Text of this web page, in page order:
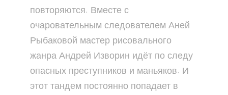
повторяются. Вместе с
очаровательным следователем Аней
Рыбаковой мастер рисовального
жанра Андрей Изворин идёт по следу
опасных преступников и маньяков. И
этот тандем постоянно попадает в